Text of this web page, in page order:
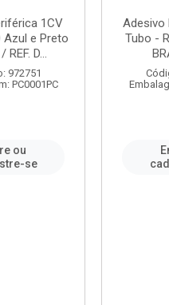
1CV
Azul e Preto
REF. D...
972751
PC0001PC
ou
se
Adesivo
Tubo -